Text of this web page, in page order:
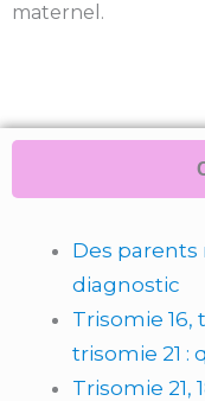
maternel.
Des parents
diagnostic
Trisomie 16,
trisomie 21 :
Trisomie 21,